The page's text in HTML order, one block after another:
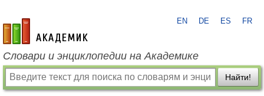
academic.ru
EN DE ES FR
Словари и энциклопедии на Академике
Найти!